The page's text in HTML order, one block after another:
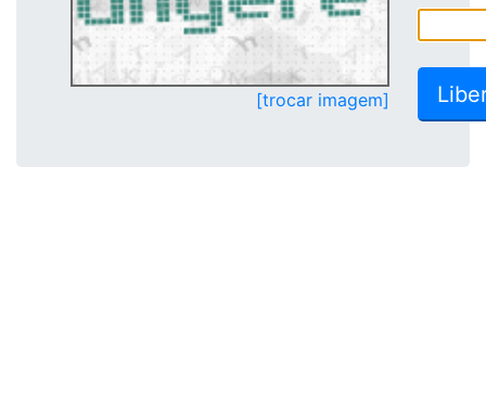
[trocar imagem]